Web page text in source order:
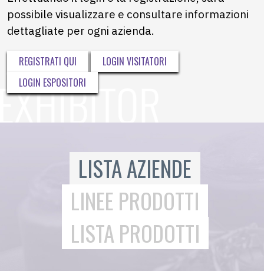
possibile visualizzare e consultare informazioni
dettagliate per ogni azienda.
REGISTRATI QUI
LOGIN VISITATORI
LOGIN ESPOSITORI
LISTA AZIENDE
LINEE PRODOTTI
LISTA PRODOTTI